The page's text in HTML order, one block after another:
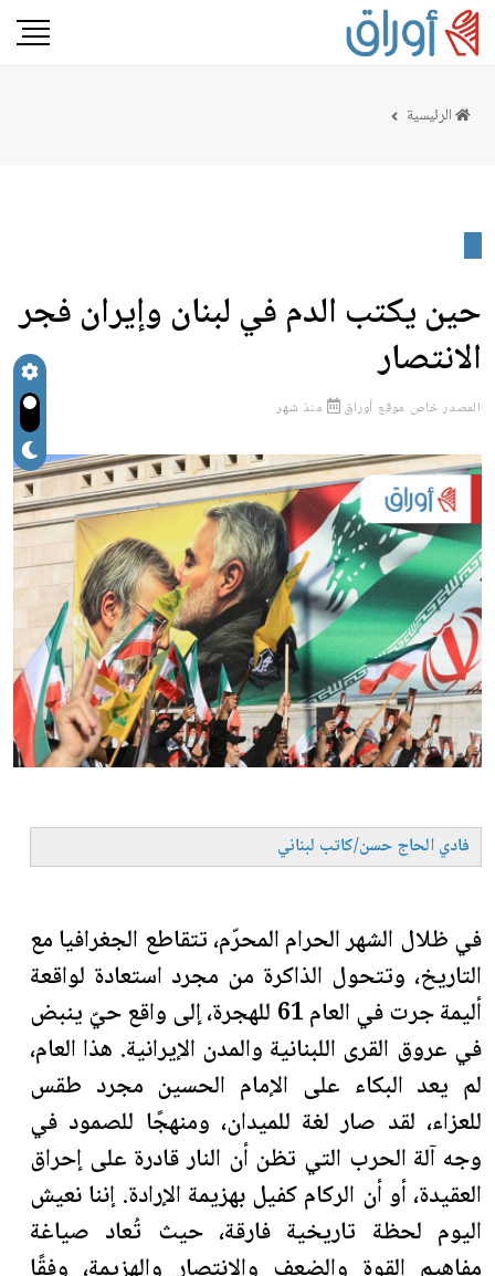
الرئيسية
حين يكتب الدم في لبنان وإيران فجر
الانتصار
المصدرخاص موقع أوراق منذ شهر
فادي الحاج حسن/كاتب لبناني
في ظلال الشهر الحرام المحرّم، تتقاطع الجغرافيا مع
التاريخ، وتتحول الذاكرة من مجرد استعادة لواقعة
أليمة جرت في العام 61 للهجرة، إلى واقع حيّ ينبض
في عروق القرى اللبنانية والمدن الإيرانية. هذا العام،
لم يعد البكاء على الإمام الحسين مجرد طقس
للعزاء، لقد صار لغة للميدان، ومنهجًا للصمود في
وجه آلة الحرب التي تظن أن النار قادرة على إحراق
العقيدة، أو أن الركام كفيل بهزيمة الإرادة. إننا نعيش
اليوم لحظة تاريخية فارقة، حيث تُعاد صياغة